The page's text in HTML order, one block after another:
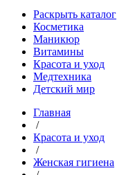
Раскрыть каталог
Косметика
Маникюр
Витамины
Красота и уход
Медтехника
Детский мир
Главная
/
Красота и уход
/
Женская гигиена